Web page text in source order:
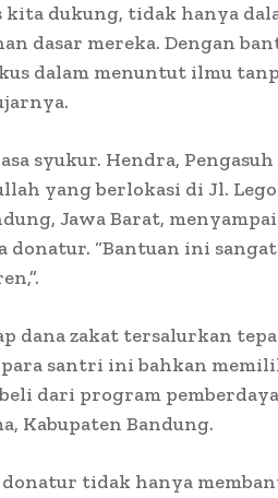
kita dukung, tidak hanya
dasar mereka. Dengan
dalam menuntut ilmu
syukur. Hendra, Pengasuh
yang berlokasi di Jl.
Jawa Barat,
donatur. “Bantuan ini sangat
dana zakat tersalurkan
para santri ini bahkan
dari program
Kabupaten Bandung.
donatur tidak hanya